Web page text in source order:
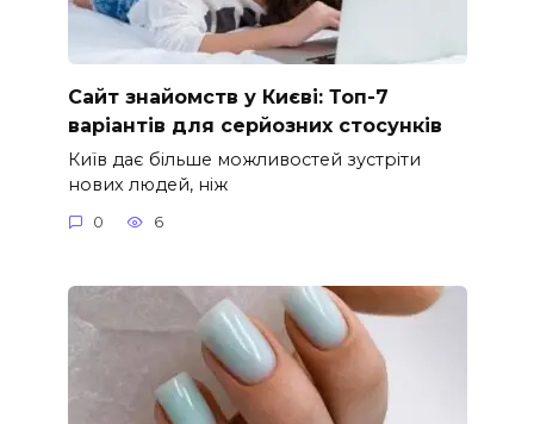
Сайт знайомств у Києві: Топ-7
варіантів для серйозних стосунків
Київ дає більше можливостей зустріти
нових людей, ніж
0 6